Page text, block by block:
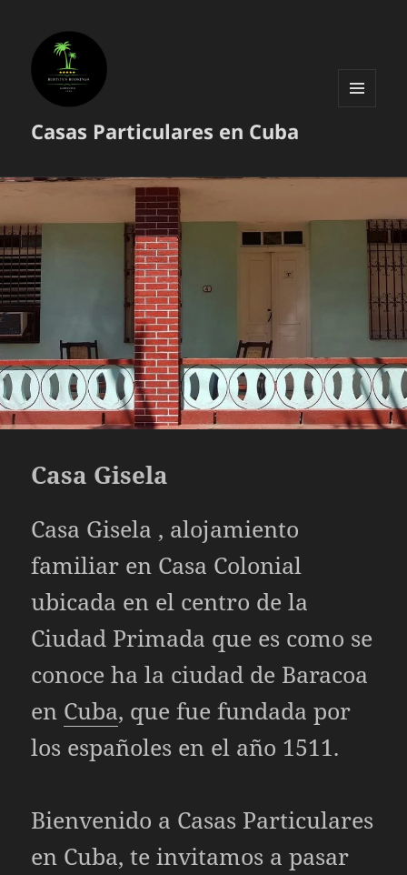
Casas Particulares en Cuba
Casa Gisela
Casa Gisela , alojamiento
familiar en Casa Colonial
ubicada en el centro de la
Ciudad Primada que es como se
conoce ha la ciudad de Baracoa
en Cuba, que fue fundada por
los españoles en el año 1511.
Bienvenido a Casas Particulares
en Cuba, te invitamos a pasar